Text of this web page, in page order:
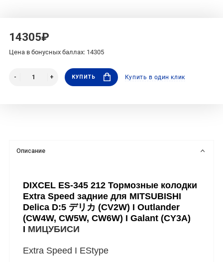
14305₽
Цена в бонусных баллах: 14305
КУПИТЬ Купить в один клик
Описание
DIXCEL ES-345 212 Тормозные колодки
Extra Speed задние для MITSUBISHI
Delica D:5 デリカ (CV2W) I Outlander
(CW4W, CW5W, CW6W) I Galant (CY3A)
I МИЦУБИСИ
Extra Speed I EStype